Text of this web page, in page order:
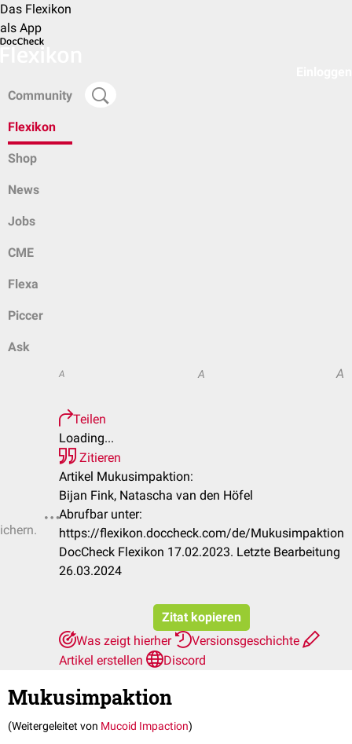
Das Flexikon
als App
Community
Flexikon
Shop
News
Jobs
CME
Flexa
Piccer
Ask
A A A
Teilen
Loading...
Zitieren
Artikel Mukusimpaktion:
Bijan Fink, Natascha van den Höfel
Abrufbar unter:
https://flexikon.doccheck.com/de/Mukusimpaktion
DocCheck Flexikon 17.02.2023. Letzte Bearbeitung
26.03.2024
Zitat kopieren
Was zeigt hierher
Versionsgeschichte
Artikel erstellen
Discord
Mukusimpaktion
(Weitergeleitet von Mucoid Impaction)